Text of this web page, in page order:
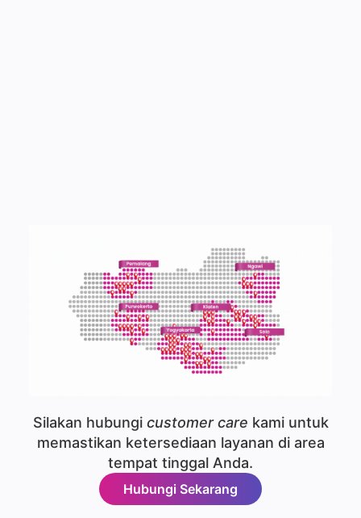
Silakan hubungi customer care kami untuk
memastikan ketersediaan layanan di area
tempat tinggal Anda.
Hubungi Sekarang